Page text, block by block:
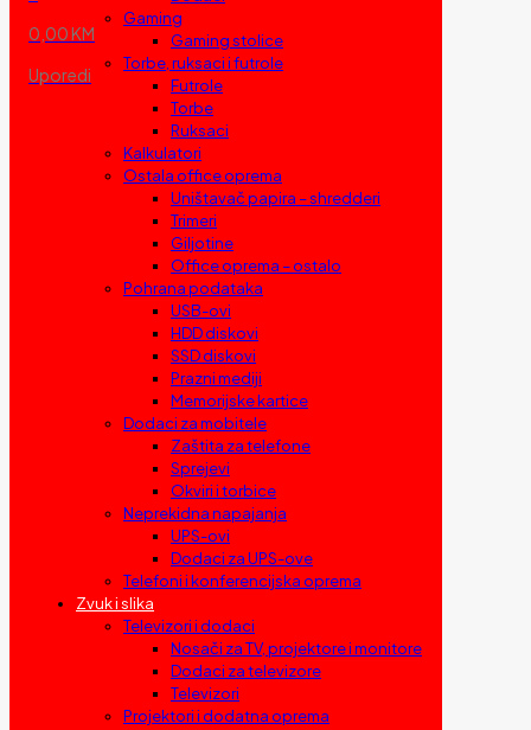
0,00 KM
Uporedi
Gaming
Gaming stolice
Torbe, ruksaci i futrole
Futrole
Torbe
Ruksaci
Kalkulatori
Ostala office oprema
Uništavač papira – shredderi
Trimeri
Giljotine
Office oprema – ostalo
Pohrana podataka
USB-ovi
HDD diskovi
SSD diskovi
Prazni mediji
Memorijske kartice
Dodaci za mobitele
Zaštita za telefone
Sprejevi
Okviri i torbice
Neprekidna napajanja
UPS-ovi
Dodaci za UPS-ove
Telefoni i konferencijska oprema
Zvuk i slika
Televizori i dodaci
Nosači za TV, projektore i monitore
Dodaci za televizore
Televizori
Projektori i dodatna oprema